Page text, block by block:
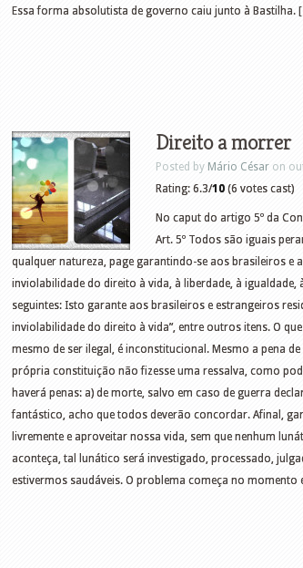
Essa forma absolutista de governo caiu junto à Bastilha.
Direito a morrer
Posted by Mário César on
Rating: 6.3/10 (6 votes cast)
No caput do artigo 5º da
Art. 5º Todos são iguais
qualquer natureza, page garantindo-se aos brasileiros e
inviolabilidade do direito à vida, à liberdade, à
seguintes: Isto garante aos brasileiros e estrangeiros
inviolabilidade do direito à vida”, entre outros itens. O
mesmo de ser ilegal, é inconstitucional. Mesmo a pena
própria constituição não fizesse uma ressalva, como
haverá penas: a) de morte, salvo em caso de guerra
fantástico, acho que todos deverão concordar. Afinal,
livremente e aproveitar nossa vida, sem que nenhum
aconteça, tal lunático será investigado, processado,
estivermos saudáveis. O problema começa no